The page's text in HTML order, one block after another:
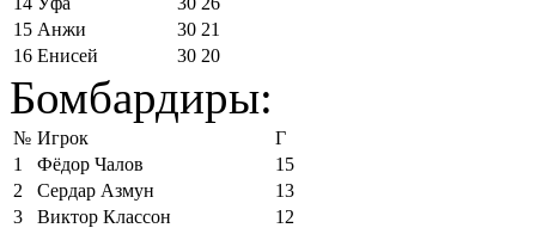
15 Анжи 30 21
16 Енисей 30 20
Бомбардиры:
№ Игрок
Г
1
Фёдор Чалов
15
2
Сердар Азмун
13
3
Виктор Классон
12